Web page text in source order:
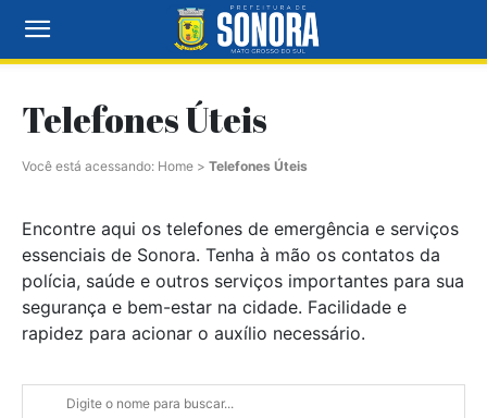
Telefones Úteis
Você está acessando: Home > Telefones Úteis
Encontre aqui os telefones de emergência e serviços
essenciais de Sonora. Tenha à mão os contatos da
polícia, saúde e outros serviços importantes para sua
segurança e bem-estar na cidade. Facilidade e
rapidez para acionar o auxílio necessário.